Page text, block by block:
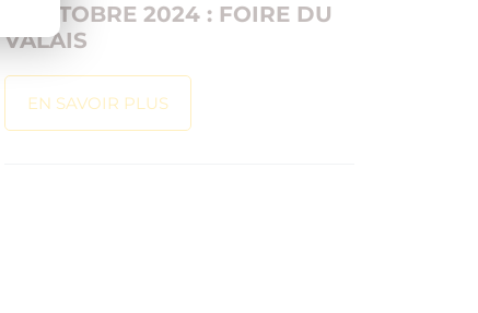
3 OCTOBRE 2024 : FOIRE DU
VALAIS
EN SAVOIR PLUS